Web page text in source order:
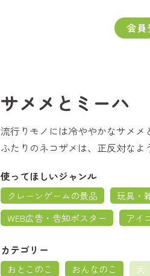
会
サメメとミーハ
流行りモノには冷ややかなサメメ
ふたりのネコザメは、正反対なよ
使ってほしいジャンル
クレーンゲームの景品 玩具・
WEB広告・告知ポスター
アイ
カテゴリー
おとこのこ おんなのこ 犬